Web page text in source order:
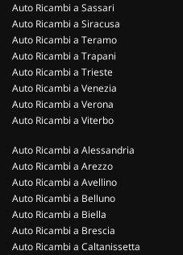
Auto Ricambi a Sassari
Auto Ricambi a Siracusa
Auto Ricambi a Teramo
Auto Ricambi a Trapani
Auto Ricambi a Trieste
Auto Ricambi a Venezia
Auto Ricambi a Verona
Auto Ricambi a Viterbo
Auto Ricambi a Alessandria
Auto Ricambi a Arezzo
Auto Ricambi a Avellino
Auto Ricambi a Belluno
Auto Ricambi a Biella
Auto Ricambi a Brescia
Auto Ricambi a Caltanissetta